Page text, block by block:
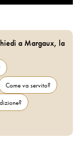
a Margaux, la
Come va servito?